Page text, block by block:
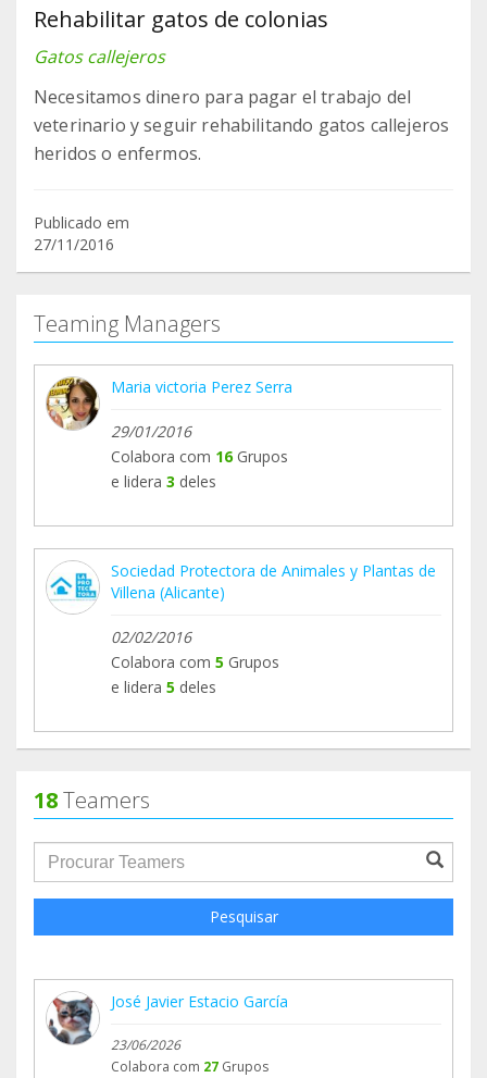
Rehabilitar gatos de colonias
Gatos callejeros
Necesitamos dinero para pagar el trabajo del
veterinario y seguir rehabilitando gatos callejeros
heridos o enfermos.
Publicado em
27/11/2016
Teaming Managers
Maria victoria Perez Serra
29/01/2016
Colabora com 16Grupos
e lidera 3 deles
Sociedad Protectora de Animales y Plantas de
Villena (Alicante)
02/02/2016
Colabora com 5 Grupos
e lidera 5 deles
18Teamers
groupProfile.searchForm.search.text???
Pesquisar
José Javier Estacio García
23/06/2026
Colabora com 27 Grupos